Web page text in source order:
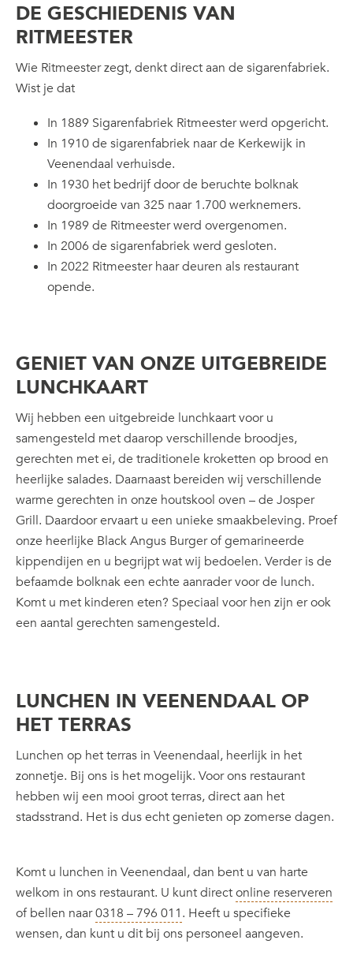
DE GESCHIEDENIS VAN
RITMEESTER
Wie Ritmeester zegt, denkt direct aan de sigarenfabriek.
Wist je dat
In 1889 Sigarenfabriek Ritmeester werd opgericht.
In 1910 de sigarenfabriek naar de Kerkewijk in
Veenendaal verhuisde.
In 1930 het bedrijf door de beruchte bolknak
doorgroeide van 325 naar 1.700 werknemers.
In 1989 de Ritmeester werd overgenomen.
In 2006 de sigarenfabriek werd gesloten.
In 2022 Ritmeester haar deuren als restaurant
opende.
GENIET VAN ONZE UITGEBREIDE
LUNCHKAART
Wij hebben een uitgebreide lunchkaart voor u
samengesteld met daarop verschillende broodjes,
gerechten met ei, de traditionele kroketten op brood en
heerlijke salades. Daarnaast bereiden wij verschillende
warme gerechten in onze houtskool oven – de Josper
Grill. Daardoor ervaart u een unieke smaakbeleving. Proef
onze heerlijke Black Angus Burger of gemarineerde
kippendijen en u begrijpt wat wij bedoelen. Verder is de
befaamde bolknak een echte aanrader voor de lunch.
Komt u met kinderen eten? Speciaal voor hen zijn er ook
een aantal gerechten samengesteld.
LUNCHEN IN VEENENDAAL OP
HET TERRAS
Lunchen op het terras in Veenendaal, heerlijk in het
zonnetje. Bij ons is het mogelijk. Voor ons restaurant
hebben wij een mooi groot terras, direct aan het
stadsstrand. Het is dus echt genieten op zomerse dagen.
Komt u lunchen in Veenendaal, dan bent u van harte
welkom in ons restaurant. U kunt directonline reserveren
of bellen naar0318 – 796 011. Heeft u specifieke
wensen, dan kunt u dit bij ons personeel aangeven.